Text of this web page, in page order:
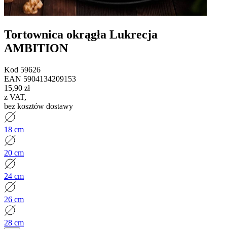
Tortownica okrągła Lukrecja
AMBITION
Kod 59626
EAN 5904134209153
15,90 zł
z VAT,
bez kosztów dostawy
18 cm
20 cm
24 cm
26 cm
28 cm